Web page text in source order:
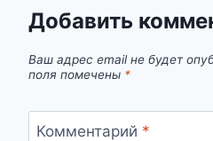
Добавить
Ваш адрес email не будет
поля помечены *
Комментарий *